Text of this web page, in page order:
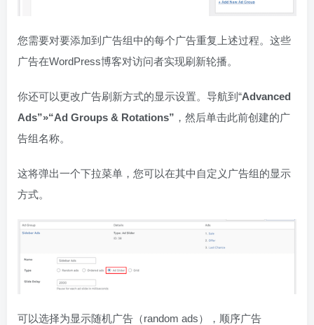
您需要对要添加到广告组中的每个广告重复上述过程。这些
广告在WordPress博客对访问者实现刷新轮播。
你还可以更改广告刷新方式的显示设置。导航到“Advanced
Ads”»“Ad Groups & Rotations” ，然后单击此前创建的广
告组名称。
这将弹出一个下拉菜单，您可以在其中自定义广告组的显示
方式。
可以选择为显示随机广告（random ads），顺序广告